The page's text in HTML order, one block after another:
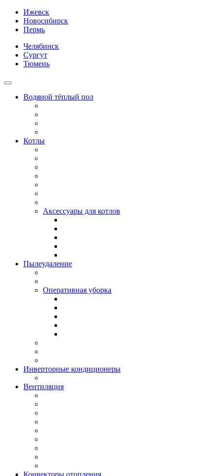
Ижевск
Новосибирск
Пермь
Челябинск
Сургут
Тюмень
Водяной тёплый пол
Котлы
Аксессуары для котлов
Пылеудаление
Оперативная уборка
Инверторные кондиционеры
Вентиляция
Конвекторы отопления